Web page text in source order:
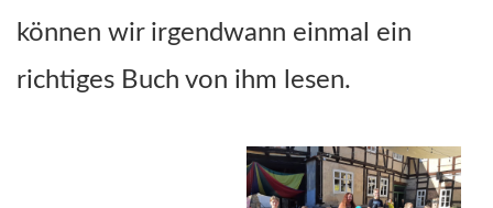
können wir irgendwann einmal ein
richtiges Buch von ihm lesen.